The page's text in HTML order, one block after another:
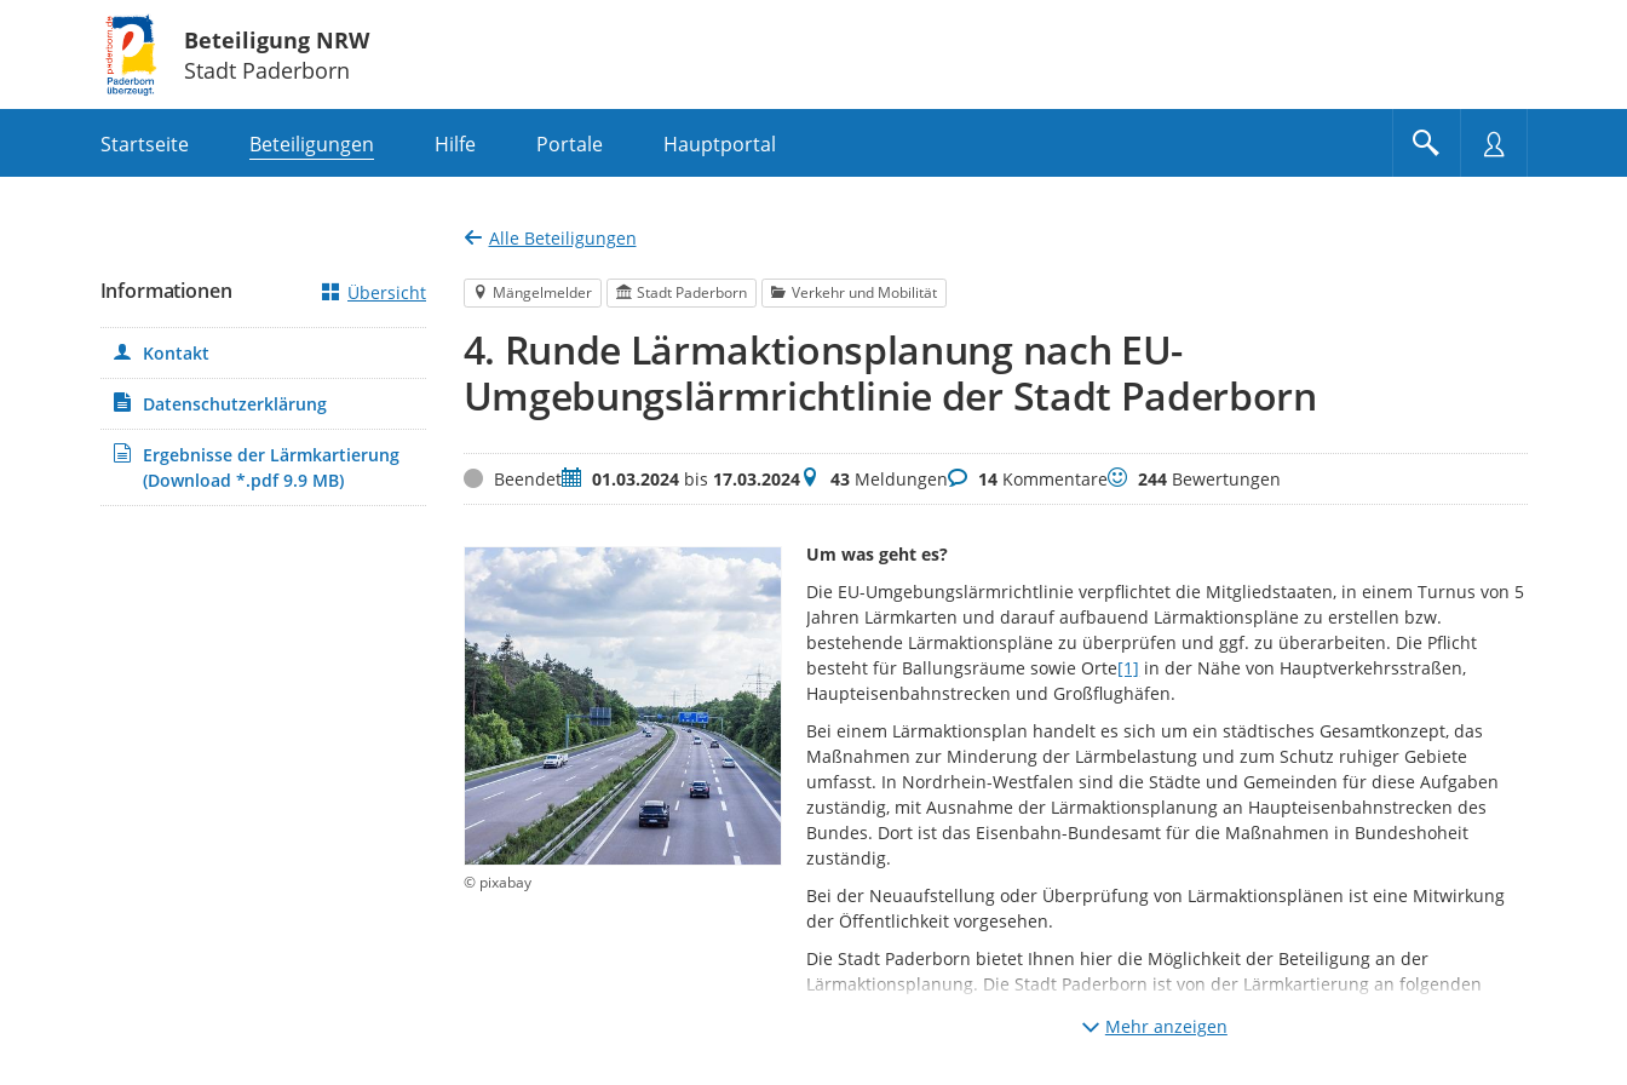
Beteiligung NRW
Stadt Paderborn
Startseite Beteiligungen Hilfe Portale Hauptportal
Alle Beteiligungen
Mängelmelder Stadt Paderborn Verkehr und Mobilität
4. Runde Lärmaktionsplanung nach EU-
Umgebungslärmrichtlinie der Stadt Paderborn
StatusBeendetZeitraum
01.03.2024bis 17.03.2024Meldungen
43MeldungenKommentare
14KommentareBewertungen
244Bewertungen
© pixabay
Um was geht es?
Die EU-Umgebungslärmrichtlinie verpflichtet die Mitgliedstaaten, in einem Turnus von 5
Jahren Lärmkarten und darauf aufbauend Lärmaktionspläne zu erstellen bzw.
bestehende Lärmaktionspläne zu überprüfen und ggf. zu überarbeiten. Die Pflicht
besteht für Ballungsräume sowie Orte[1] in der Nähe von Hauptverkehrsstraßen,
Haupteisenbahnstrecken und Großflughäfen.
Bei einem Lärmaktionsplan handelt es sich um ein städtisches Gesamtkonzept, das
Maßnahmen zur Minderung der Lärmbelastung und zum Schutz ruhiger Gebiete
umfasst. In Nordrhein-Westfalen sind die Städte und Gemeinden für diese Aufgaben
zuständig, mit Ausnahme der Lärmaktionsplanung an Haupteisenbahnstrecken des
Bundes. Dort ist das Eisenbahn-Bundesamt für die Maßnahmen in Bundeshoheit
zuständig.
Bei der Neuaufstellung oder Überprüfung von Lärmaktionsplänen ist eine Mitwirkung
der Öffentlichkeit vorgesehen.
Die Stadt Paderborn bietet Ihnen hier die Möglichkeit der Beteiligung an der
Lärmaktionsplanung. Die Stadt Paderborn ist von der Lärmkartierung an folgenden
Mehr anzeigen
Informationen Übersicht
Kontakt
Datenschutzerklärung
Ergebnisse der Lärmkartierung
(Download *.pdf 9.9 MB)